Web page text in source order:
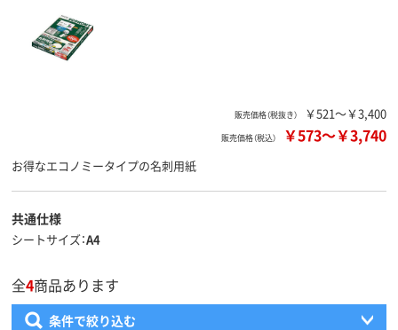
販売価格（税抜き） ￥521～￥3,400
販売価格（税込） ￥573～￥3,740
お得なエコノミータイプの名刺用紙
共通仕様
シートサイズ A4
全4商品あります
条件で絞り込む